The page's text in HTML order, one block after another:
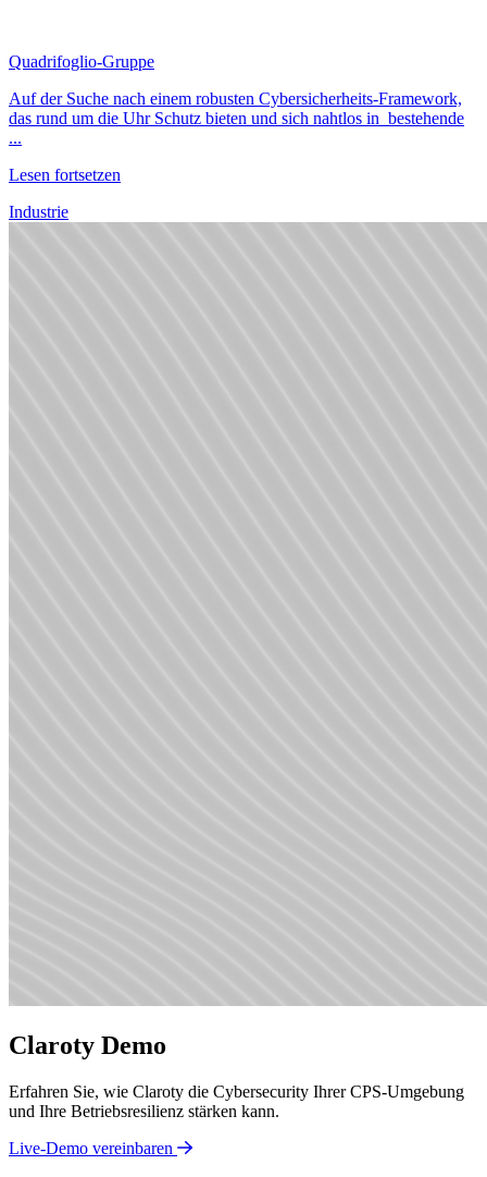
Quadrifoglio-Gruppe
Auf der Suche nach einem robusten Cybersicherheits-Framework,
das rund um die Uhr Schutz bieten und sich nahtlos in bestehende
...
Lesen fortsetzen
Industrie
Claroty Demo
Erfahren Sie, wie Claroty die Cybersecurity Ihrer CPS-Umgebung
und Ihre Betriebsresilienz stärken kann.
Live-Demo vereinbaren